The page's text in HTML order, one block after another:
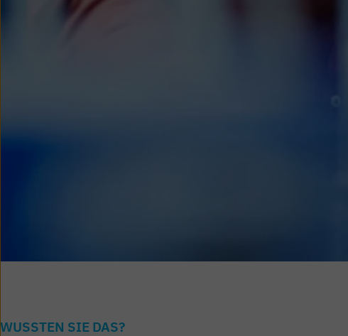
WUSSTEN SIE DAS?